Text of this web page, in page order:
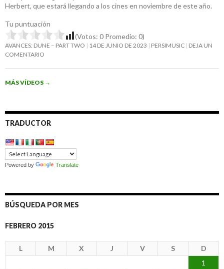
Herbert, que estará llegando a los cines en noviembre de este año.
Tu puntuación
(Votos: 0 Promedio: 0)
AVANCES: DUNE – PART TWO 14 DE JUNIO DE 2023 PERSIMUSIC DEJA UN
COMENTARIO
MÁS VÍDEOS →
TRADUCTOR
Powered by Translate
BÚSQUEDA POR MES
FEBRERO 2015
L M X J V S
D
1